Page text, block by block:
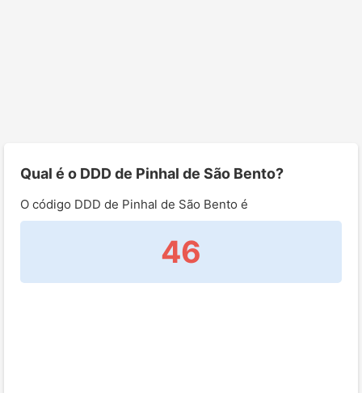
Qual é o DDD de Pinhal de São Bento?
O código DDD de Pinhal de São Bento é
46